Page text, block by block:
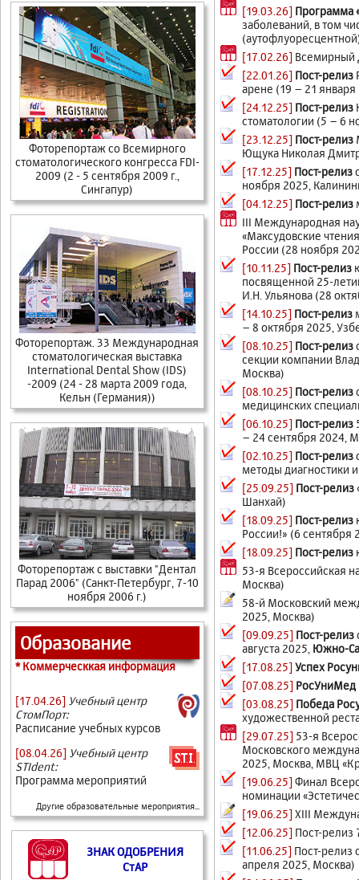
Фоторепортаж cо Всемирного
стоматологического конгресса FDI-
2009 (2 - 5 сентября 2009 г.,
Сингапур)
Фоторепортаж. 33 Международная
стоматологическая выставка
International Dental Show (IDS)
-2009 (24 - 28 марта 2009 года,
Кельн (Германия))
Фоторепортаж с выставки "Дентал
Парад 2006" (Санкт-Петербург, 7-10
ноября 2006 г.)
Образование
* Коммерческкая информация
[17.04.26] Учебный центр
СтомПорт:
Расписание учебных курсов
[08.04.26] Учебный центр
STIdent:
Программа мероприятий
Другие образовательные мероприятия...
ЗНАК ОДОБРЕНИЯ
СтАР
[19.03.26] Программа
заболеваний, в том
[17.02.26] Всемирный
[22.01.26] Пост-релиз
арене (19 – 21
[24.12.25] Пост-релиз
стоматологии (5 – 6
[23.12.25] Пост-релиз
Ющука Николая
[17.12.25] Пост-релиз
ноября 2025,
[04.12.25] Пост-релиз
III Международная
«Максудовские
России (28 ноября
[10.11.25] Пост-релиз
посвященной 25-
И.Н. Ульянова (28
[14.10.25] Пост-релиз
– 8 октября 2025,
[08.10.25] Пост-релиз
секции компании
Москва)
[08.10.25] Пост-релиз
медицинских
[06.10.25] Пост-релиз
– 24 сентября 2024,
[02.10.25] Пост-релиз
методы диагностики
[25.09.25] Пост-релиз
Шанхай)
[18.09.25] Пост-релиз
России!» (6 сентября
[18.09.25] Пост-релиз
53-я Всероссийская
Москва)
58-й Московский
2025, Москва)
[09.09.25] Пост-релиз
августа 2025, Южно-
[17.08.25]Успех
[07.08.25]
[03.08.25] Победа
художественной
[29.07.25] 53-я
Московского
2025, Москва, МВЦ
[19.06.25]Финал
номинации
[19.06.25]XIII
[12.06.25] Пост-релиз
[11.06.25] Пост-релиз
апреля 2025, Москва)